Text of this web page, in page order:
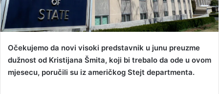
Očekujemo da novi visoki predstavnik u junu preuzme
dužnost od Kristijana Šmita, koji bi trebalo da ode u ovom
mjesecu, poručili su iz američkog Stejt departmenta.